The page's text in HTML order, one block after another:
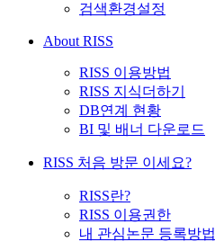
검색환경설정
About RISS
RISS 이용방법
RISS 지식더하기
DB연계 현황
BI 및 배너 다운로드
RISS 처음 방문 이세요?
RISS란?
RISS 이용권한
내 관심논문 등록방법